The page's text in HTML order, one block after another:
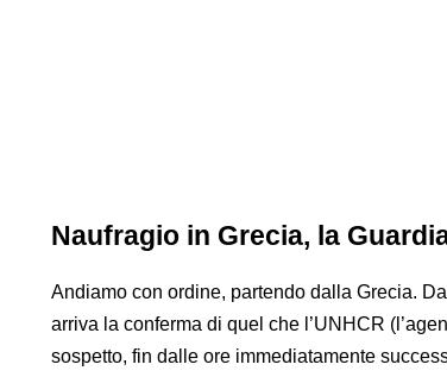
Naufragio in Grecia, la
Andiamo con ordine, partendo dalla Grecia.
arriva la conferma di quel che l’UNHCR
sospetto, fin dalle ore immediatamente